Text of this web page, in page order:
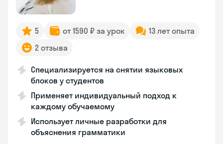
5 от 1590 ₽ за урок
13 лет опыта
2 отзыва
Специализируется на снятии языковых
блоков у студентов
Применяет индивидуальный подход к
каждому обучаемому
Использует личные разработки для
объяснения грамматики